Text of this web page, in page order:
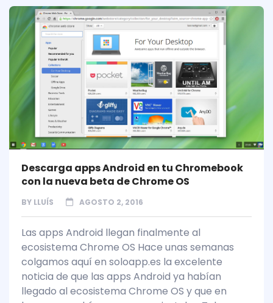
Descarga apps Android en tu Chromebook
con la nueva beta de Chrome OS
BY LLUÍS AGOSTO 2, 2016
Las apps Android llegan finalmente al
ecosistema Chrome OS Hace unas semanas
colgamos aquí en soloapp.es la excelente
noticia de que las apps Android ya habían
llegado al ecosistema Chrome OS y que en